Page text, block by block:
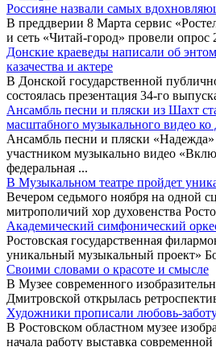
Россияне назвали самых
В преддверии 8 Марта сервис
и сеть «Читай-город» провели опрос
Донские краеведы написали об
казачества и актере
В Донской государственной
состоялась презентация 34-го
Ансамбль песни и пляски из Шахт
масштабного музыкального видео
Ансамбль песни и пляски
участником музыкально видео
федеральная ...
В Музыкальном театре пройдет
Вечером седьмого ноября на одной
митрополичий хор духовенства
Академический симфонический
Ростовская государственная
уникальный музыкальный проект»
Своими словами о красоте и смысле
В Музее современного
Дмитровской открылась
Художники прописали любовь-
В Ростовском областном музее
начала работу выставка